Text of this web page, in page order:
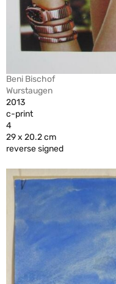
Beni Bischof
Wurstaugen
2013
c-print
4
29 x 20.2 cm
reverse signed